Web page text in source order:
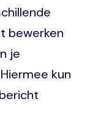
bewerken
je
kun